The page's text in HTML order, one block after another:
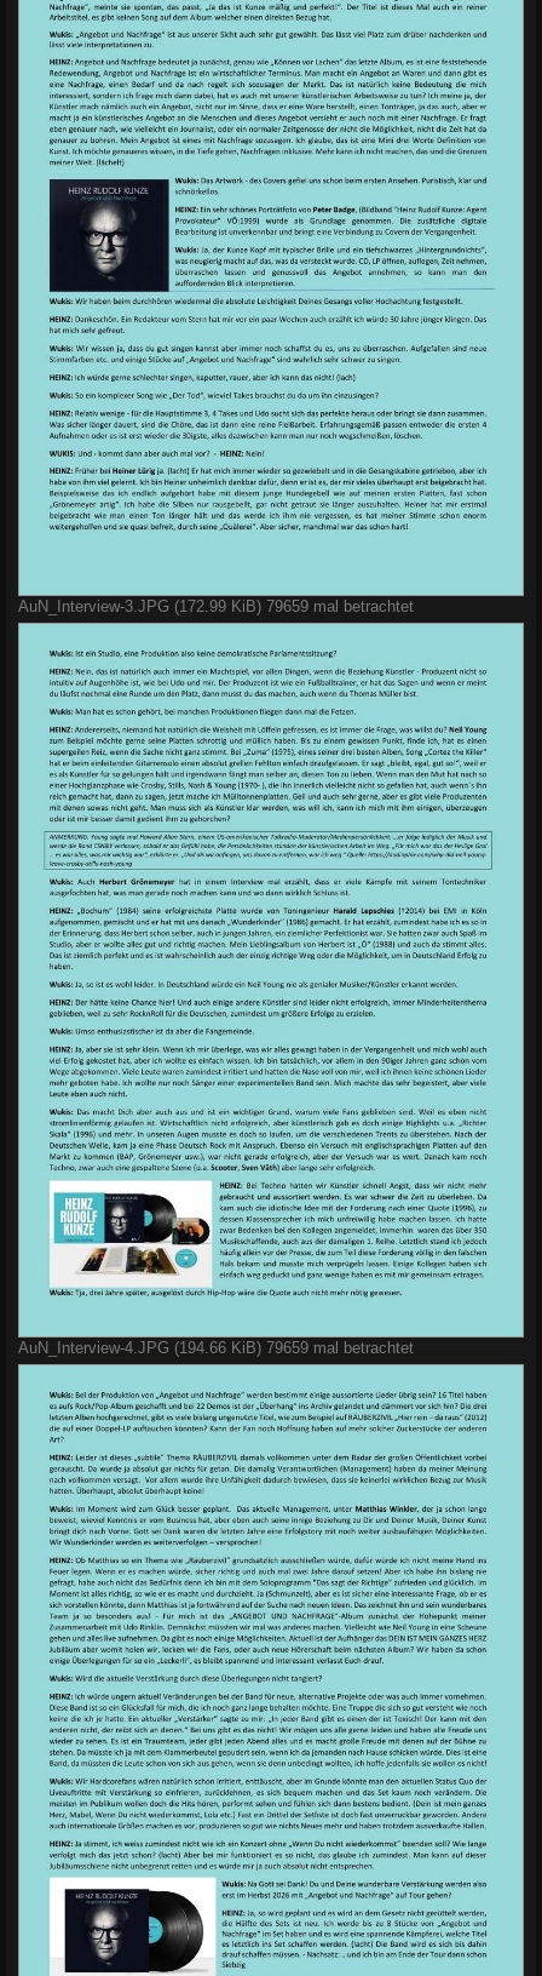
AuN_Interview-3.JPG (172.99 KiB) 79659 mal betrachtet
AuN_Interview-4.JPG (194.66 KiB) 79659 mal betrachtet